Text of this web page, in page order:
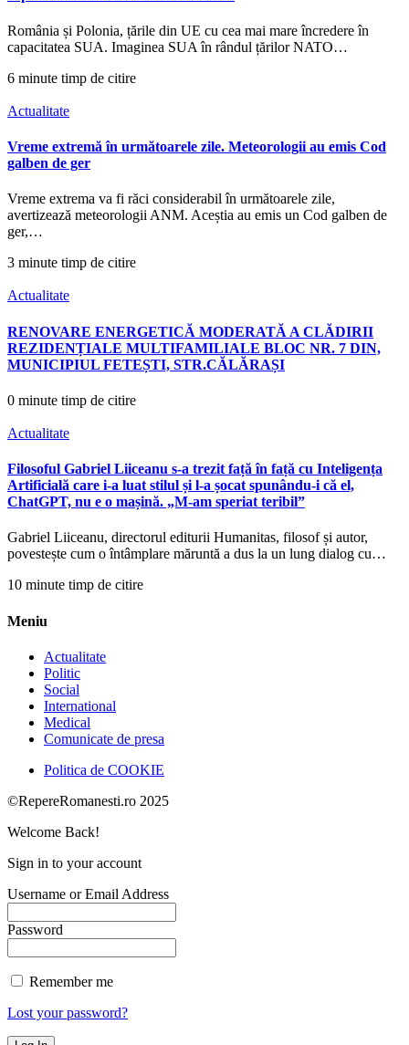
România și Polonia, țările din UE cu cea mai mare încredere în
capacitatea SUA. Imaginea SUA în rândul țărilor NATO…
6 minute timp de citire
Actualitate
Vreme extremă în următoarele zile. Meteorologii au emis Cod
galben de ger
Vreme extrema va fi răci considerabil în următoarele zile,
avertizează meteorologii ANM. Aceștia au emis un Cod galben de
ger,…
3 minute timp de citire
Actualitate
RENOVARE ENERGETICĂ MODERATĂ A CLĂDIRII
REZIDENȚIALE MULTIFAMILIALE BLOC NR. 7 DIN,
MUNICIPIUL FETEȘTI, STR.CĂLĂRAȘI
0 minute timp de citire
Actualitate
Filosoful Gabriel Liiceanu s-a trezit față în față cu Inteligența
Artificială care i-a luat stilul și l-a șocat spunându-i că el,
ChatGPT, nu e o mașină. „M-am speriat teribil”
Gabriel Liiceanu, directorul editurii Humanitas, filosof și autor,
povestește cum o întâmplare măruntă a dus la un lung dialog cu…
10 minute timp de citire
Meniu
Actualitate
Politic
Social
International
Medical
Comunicate de presa
Politica de COOKIE
©RepereRomanesti.ro 2025
Welcome Back!
Sign in to your account
Username or Email Address
Password
Remember me
Lost your password?